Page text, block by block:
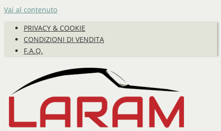
Vai al contenuto
PRIVACY & COOKIE
CONDIZIONI DI VENDITA
F.A.Q.